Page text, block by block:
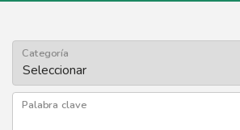
Categoría
Palabra clave